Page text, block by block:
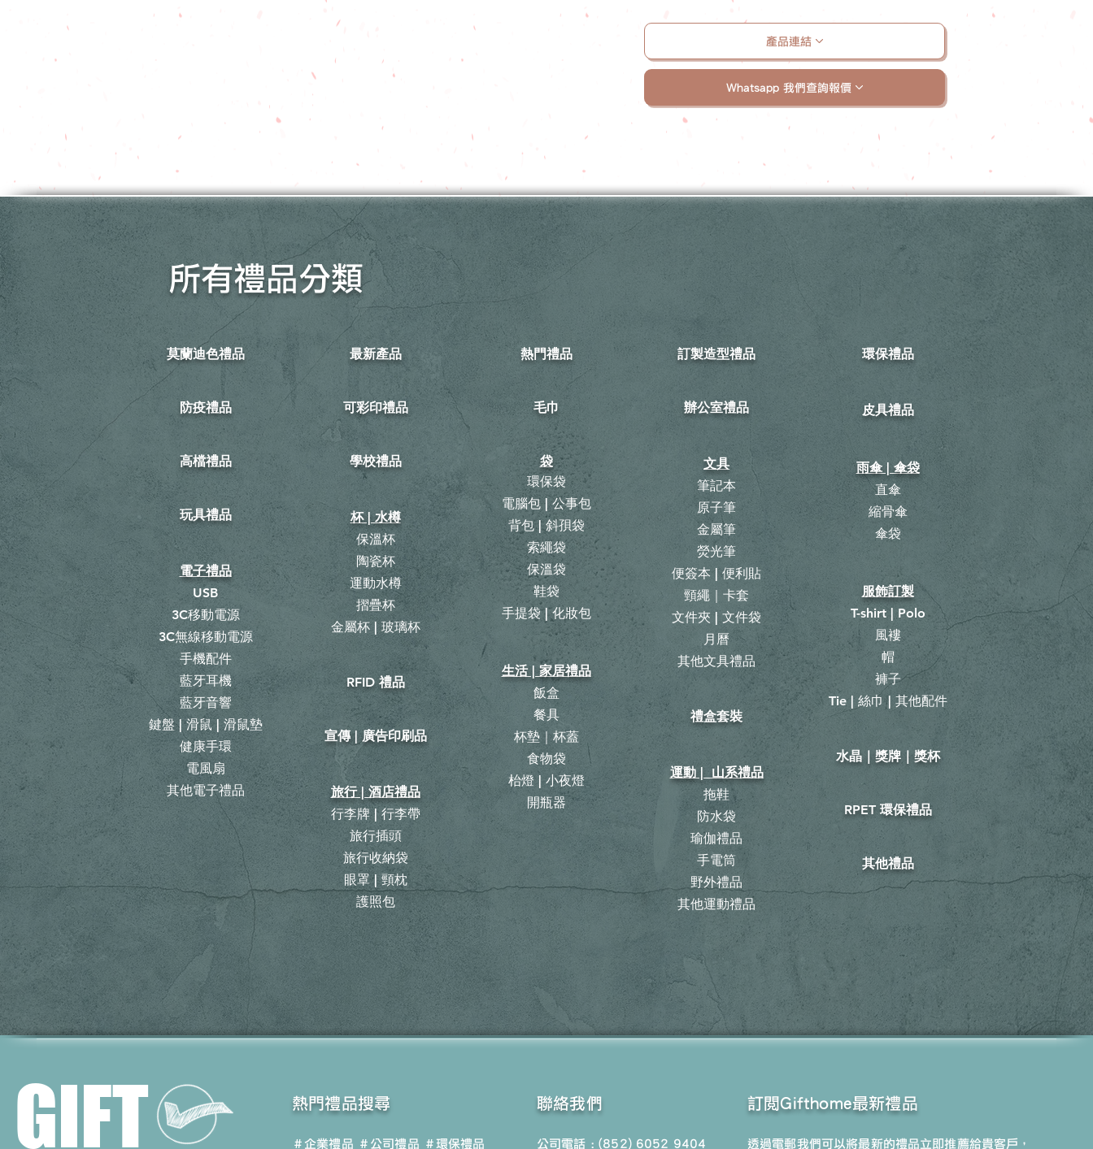
產品連結
Whatsapp 我們查詢報價
所有禮品分類
最新產品
​可彩印禮品
學校禮品
杯 | 水樽
保溫杯
陶瓷杯
運動水樽
摺疊杯
金屬杯 | 玻璃杯
RFID 禮品
宣傳 | 廣告印刷品
旅行 | 酒店禮品
行李牌 | 行李帶
旅行插頭
​旅行收納袋
眼罩 | 頸枕
護照包
莫蘭迪色禮品
防疫禮品
高檔禮品
玩具禮品
電子禮品
USB
3C移動電源
3C無線移動電源
手機配件
藍牙耳機
藍牙音響
鍵盤 | 滑鼠 | 滑鼠墊
健康手環
電風扇
其他電子禮品
熱門禮品
毛巾
袋
環保袋
電腦包 | 公事包
背包|斜孭袋
​索繩袋
保溫袋
鞋袋
手提袋 | 化妝包
生活 | 家居禮品
飯盒
餐具
杯墊｜杯蓋
食物袋
枱燈 | 小夜燈
開瓶器
訂製造型禮品
​辦公室禮品
文具
筆記本
原子筆
金屬筆
熒光筆
便簽本 | 便利貼
頸繩｜卡套
文件夾 | 文件袋
月曆
​其他文具禮品
禮盒套裝
運動 | 山系禮品
拖鞋
防水袋
瑜伽禮品
手電筒
野外禮品
其他運動禮品
環保禮品
皮具禮品
雨傘 | 傘袋
直傘
縮骨傘
​傘袋
服飾訂製
T-shirt | Polo
風褸
帽
褲子
Tie | 絲巾 | 其他配件
​水晶｜獎牌｜獎杯
RPET 環保禮品
其他禮品
GIFT ​熱門禮品搜尋
＃企業禮品 ＃公司禮品 ＃環保禮品
聯絡我們
公司電話 : (852) 6052 9404
訂閱Gifthome最新禮品
透過電郵我們可以將最新的禮品立即推薦給貴客戶，